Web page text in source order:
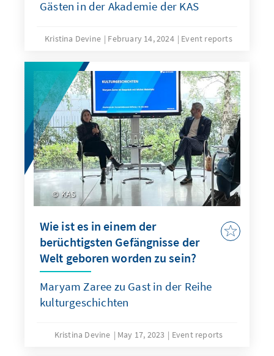
Gästen in der Akademie der KAS
Kristina Devine February 14, 2024 Event reports
KAS
Wie ist es in einem der
berüchtigsten Gefängnisse der
Welt geboren worden zu sein?
Maryam Zaree zu Gast in der Reihe
kulturgeschichten
Kristina Devine May 17, 2023 Event reports